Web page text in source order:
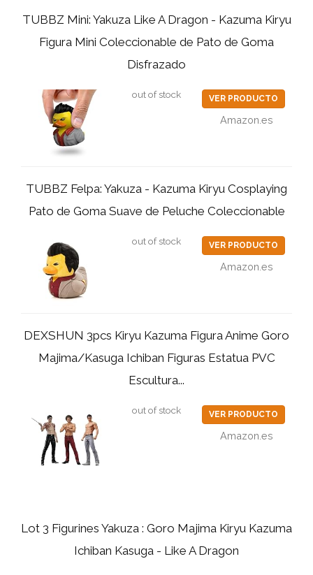
TUBBZ Mini: Yakuza Like A Dragon - Kazuma Kiryu
Figura Mini Coleccionable de Pato de Goma
Disfrazado
out of stock VER PRODUCTO
Amazon.es
TUBBZ Felpa: Yakuza - Kazuma Kiryu Cosplaying
Pato de Goma Suave de Peluche Coleccionable
out of stock VER PRODUCTO
Amazon.es
DEXSHUN 3pcs Kiryu Kazuma Figura Anime Goro
Majima/Kasuga Ichiban Figuras Estatua PVC
Escultura...
out of stock VER PRODUCTO
Amazon.es
Lot 3 Figurines Yakuza : Goro Majima Kiryu Kazuma
Ichiban Kasuga - Like A Dragon